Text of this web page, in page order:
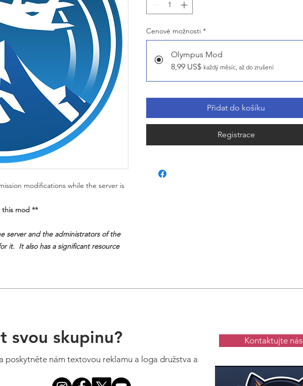
modifications while the server is
this mod **
server and the administrators of the
it. It also has a significant resource
Cenové možnosti *
Olympus Mod
8,99 US$ každý měsíc, až do zrušení
Přidat do košíku
Registrace
svou skupinu?
poskytněte nám textovou reklamu a loga družstva a
Kontaktujte nás